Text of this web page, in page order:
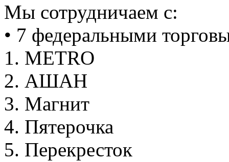
Мы сотрудничаем с:
• 7 федеральными
1. METRO
2. АШАН
3. Магнит
4. Пятерочка
5. Перекресток